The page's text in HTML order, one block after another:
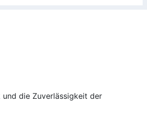
die Zuverlässigkeit der